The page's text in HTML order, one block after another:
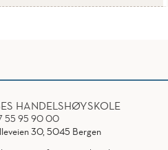
HANDELSHØYSKOLE
55 95 90 00
30, 5045 Bergen